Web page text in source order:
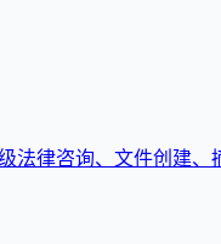
法律咨询、文件创建、